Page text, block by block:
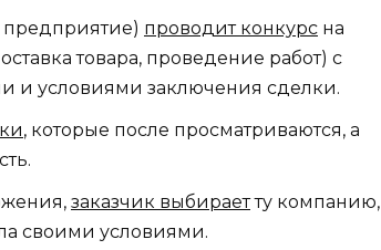
предприятие) проводит конкурс на
товара, проведение работ) с
и условиями заключения сделки.
, которые после просматриваются, а
заказчик выбираетту компанию,
своими условиями.